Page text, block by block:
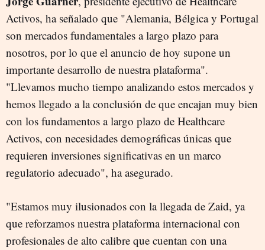
Activos, ha señalado que "Alemania, Bélgica y Portugal
son mercados fundamentales a largo plazo para
nosotros, por lo que el anuncio de hoy supone un
importante desarrollo de nuestra plataforma".
"Llevamos mucho tiempo analizando estos mercados y
hemos llegado a la conclusión de que encajan muy bien
con los fundamentos a largo plazo de Healthcare
Activos, con necesidades demográficas únicas que
requieren inversiones significativas en un marco
regulatorio adecuado", ha asegurado.
"Estamos muy ilusionados con la llegada de Zaid, ya
que reforzamos nuestra plataforma internacional con
profesionales de alto calibre que cuentan con una